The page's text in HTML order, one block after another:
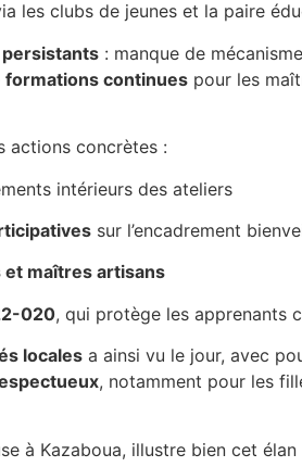
les clubs de jeunes et la paire
: manque de
formations continues pour les
actions concrètes :
intérieurs des ateliers
sur l’encadrement
maîtres artisans
020, qui protège les apprenants
locales a ainsi vu le jour, avec
, notamment pour les
à Kazaboua, illustre bien cet